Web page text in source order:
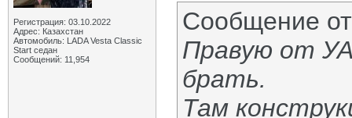
Регистрация: 03.10.2022
Адрес: Казахстан
Автомобиль: LADA Vesta Classic
Start седан
Сообщений: 11,954
Сообщение
Правую от
брать.
Там